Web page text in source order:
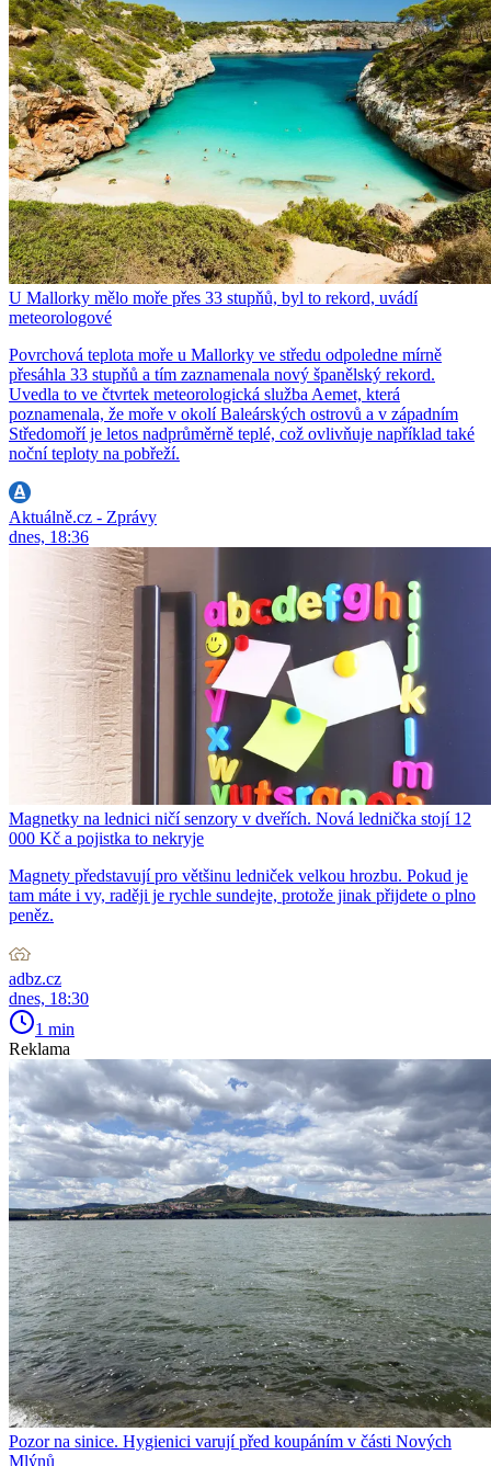
U Mallorky mělo moře přes 33 stupňů, byl to rekord, uvádí
meteorologové
Povrchová teplota moře u Mallorky ve středu odpoledne mírně
přesáhla 33 stupňů a tím zaznamenala nový španělský rekord.
Uvedla to ve čtvrtek meteorologická služba Aemet, která
poznamenala, že moře v okolí Baleárských ostrovů a v západním
Středomoří je letos nadprůměrně teplé, což ovlivňuje například také
noční teploty na pobřeží.
Aktuálně.cz - Zprávy
dnes, 18:36
Magnetky na lednici ničí senzory v dveřích. Nová lednička stojí 12
000 Kč a pojistka to nekryje
Magnety představují pro většinu ledniček velkou hrozbu. Pokud je
tam máte i vy, raději je rychle sundejte, protože jinak přijdete o plno
peněz.
adbz.cz
dnes, 18:30
1 min
Reklama
Pozor na sinice. Hygienici varují před koupáním v části Nových
Mlýnů